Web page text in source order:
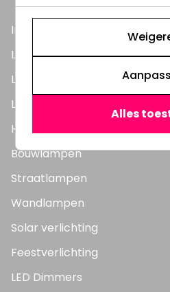
Inbouwspots
LED Lampen
LED TL Buizen
LED Panelen
Highbay's / Ufo's
Bouwlampen
Straatlampen
Wandlampen
Solar verlichting
Feestverlichting
LED Dimmers
Alles